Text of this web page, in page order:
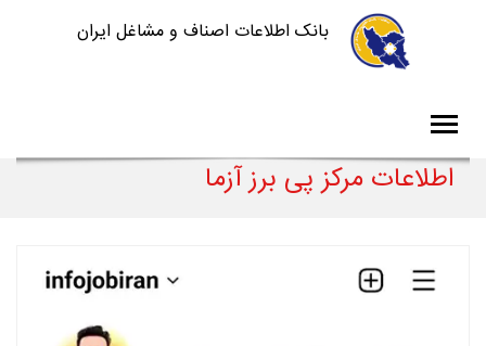
بانک اطلاعات اصناف و مشاغل ایران
اطلاعات مرکز پی برز آزما